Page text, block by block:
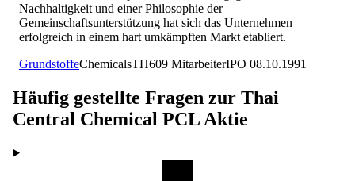
Nachhaltigkeit und einer Philosophie der
Gemeinschaftsunterstützung hat sich das Unternehmen
erfolgreich in einem hart umkämpften Markt etabliert.
GrundstoffeChemicalsTH609 MitarbeiterIPO 08.10.1991
Häufig gestellte Fragen zur Thai
Central Chemical PCL Aktie